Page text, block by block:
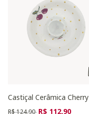
Castiçal Cerâmica Cherry
Preço reduzido de
R$ 124,90 para
R$ 112,90